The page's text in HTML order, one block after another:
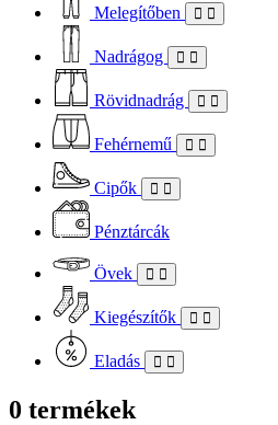
Melegítőben
Nadrágog
Rövidnadrág
Fehérnemű
Cipők
Pénztárcák
Övek
Kiegészítők
Eladás
0 termékek